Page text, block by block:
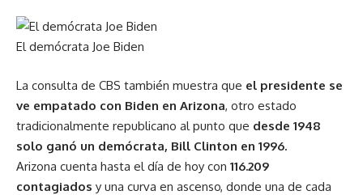
El demócrata Joe Biden
La consulta de CBS también muestra que el presidente se
ve empatado con Biden en Arizona, otro estado
tradicionalmente republicano al punto que desde 1948
solo ganó un demócrata, Bill Clinton en 1996.
Arizona cuenta hasta el día de hoy con 116.209
contagiados y una curva en ascenso, donde una de cada